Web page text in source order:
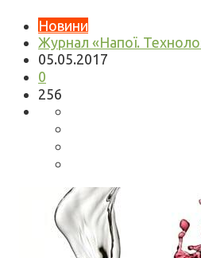
Новини
Журнал «Напої.
05.05.2017
0
256